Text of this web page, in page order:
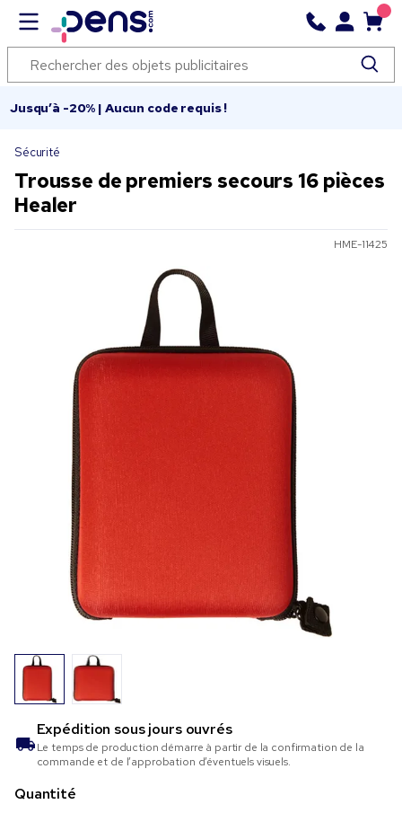
Jusqu’à -20% | Aucun code requis !
Sécurité
Trousse de premiers secours 16 pièces
Healer
HME-11425
Expédition sousjours ouvrés
Le temps de production démarre à partir de la confirmation de la
commande et de l’approbation d’éventuels visuels.
Quantité